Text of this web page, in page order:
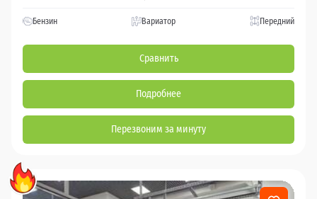
Бензин Вариатор Передний
Сравнить
Подробнее
Перезвоним за минуту